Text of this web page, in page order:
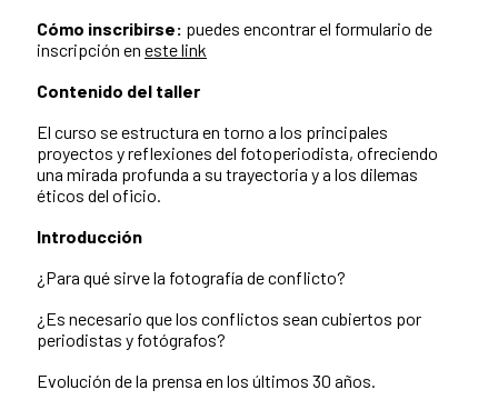
Cómo inscribirse: puedes encontrar el formulario de
inscripción en este link
Contenido del taller
El curso se estructura en torno a los principales
proyectos y reflexiones del fotoperiodista, ofreciendo
una mirada profunda a su trayectoria y a los dilemas
éticos del oficio.
Introducción
¿Para qué sirve la fotografía de conflicto?
¿Es necesario que los conflictos sean cubiertos por
periodistas y fotógrafos?
Evolución de la prensa en los últimos 30 años.